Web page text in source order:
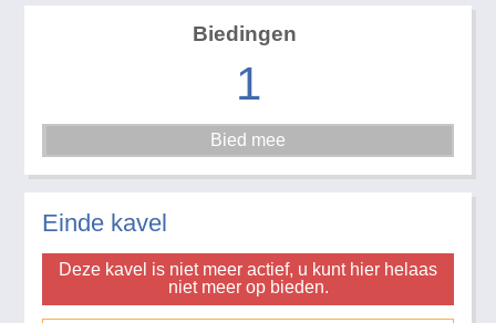
Biedingen
1
Einde kavel
Deze kavel is niet meer actief, u kunt hier helaas
niet meer op bieden.